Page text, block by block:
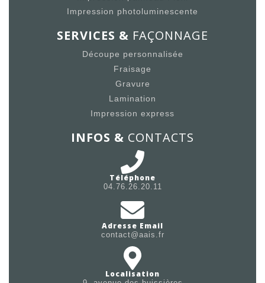
Impression photoluminescente
SERVICES & FAÇONNAGE
Découpe personnalisée
Fraisage
Gravure
Lamination
Impression express
INFOS & CONTACTS
Téléphone
04.76.26.20.11
Adresse Email
contact@aais.fr
Localisation